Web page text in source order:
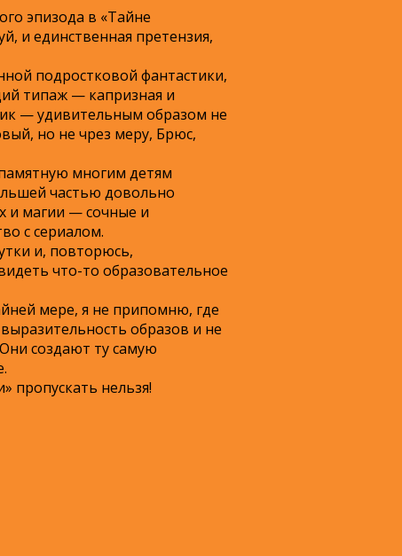
эпизода в «Тайне
и единственная претензия,
подростковой фантастики,
типаж — капризная и
— удивительным образом не
но не чрез меру, Брюс,
многим детям
частью довольно
и магии — сочные и
с сериалом.
и, повторюсь,
что-то образовательное
мере, я не припомню, где
образов и не
создают ту самую
пропускать нельзя!